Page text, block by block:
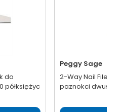
do
półksiężyc
Peggy Sage
2-Way Nail File
paznokci